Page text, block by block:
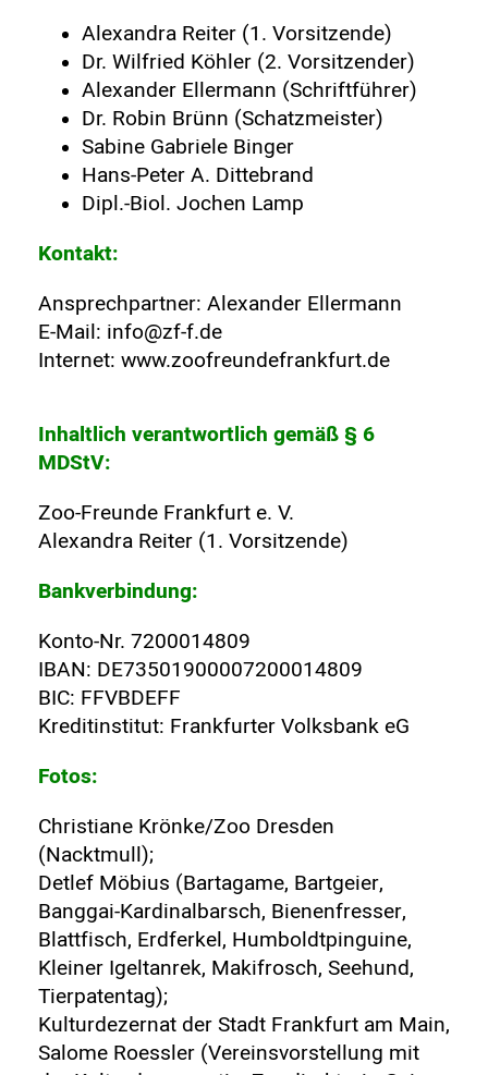
Alexandra Reiter (1. Vorsitzende)
Dr. Wilfried Köhler (2. Vorsitzender)
Alexander Ellermann (Schriftführer)
Dr. Robin Brünn (Schatzmeister)
Sabine Gabriele Binger
Hans-Peter A. Dittebrand
Dipl.-Biol. Jochen Lamp
Kontakt:
Ansprechpartner: Alexander Ellermann
E-Mail: info@zf-f.de
Internet: www.zoofreundefrankfurt.de
Inhaltlich verantwortlich gemäß § 6
MDStV:
Zoo-Freunde Frankfurt e. V.
Alexandra Reiter (1. Vorsitzende)
Bankverbindung:
Konto-Nr. 7200014809
IBAN: DE73501900007200014809
BIC: FFVBDEFF
Kreditinstitut: Frankfurter Volksbank eG
Fotos:
Christiane Krönke/Zoo Dresden
(Nacktmull);
Detlef Möbius (Bartagame, Bartgeier,
Banggai-Kardinalbarsch, Bienenfresser,
Blattfisch, Erdferkel, Humboldtpinguine,
Kleiner Igeltanrek, Makifrosch, Seehund,
Tierpatentag);
Kulturdezernat der Stadt Frankfurt am Main,
Salome Roessler (Vereinsvorstellung mit